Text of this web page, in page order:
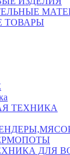
ТОВАРЫ
ТЕХНИКА
ДЛЯ